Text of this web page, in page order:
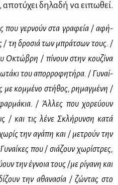
δη­λα­δή να ει­πω­θεί.
που γερ­νούν στα γρα­φεία / αφή­
/ τη δρο­σιά των μπρά­τσων τους. /
Οκτώ­βρη / πί­νουν στην κου­ζί­να
του απορ­ρο­φη­τή­ρα. / Γυ­ναί­
με κομ­μέ­νο στή­θος, ρη­μαγ­μέ­νη /
/ Άλ­λες που χο­ρεύ­ουν
/ και τις λέ­νε Σκλή­ρυν­ση κα­τά
την αγά­πη και / με­τρούν την
που / σιά­ζουν χω­ρί­στρες,
την έγνοια τους /με ρί­γα­νη και
την αθα­να­σία / ζώ­ντας στο